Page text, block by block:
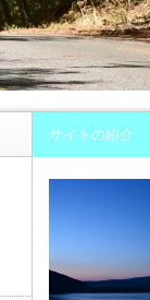
サイトの紹介